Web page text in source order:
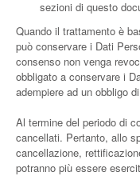
sezioni di questo
Quando il trattamento è
può conservare i Dati
consenso non venga
obbligato a conservare i
adempiere ad un obbligo
Al termine del periodo di
cancellati. Pertanto, allo
cancellazione,
potranno più essere